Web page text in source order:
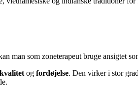
man som zoneterapeut bruge ansigtet
og fordøjelse. Den virker i stor grad